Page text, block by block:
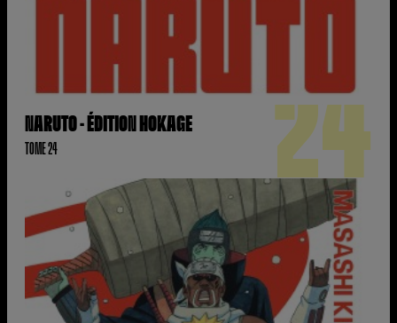
NARUTO - ÉDITION HOKAGE
TOME 24 24